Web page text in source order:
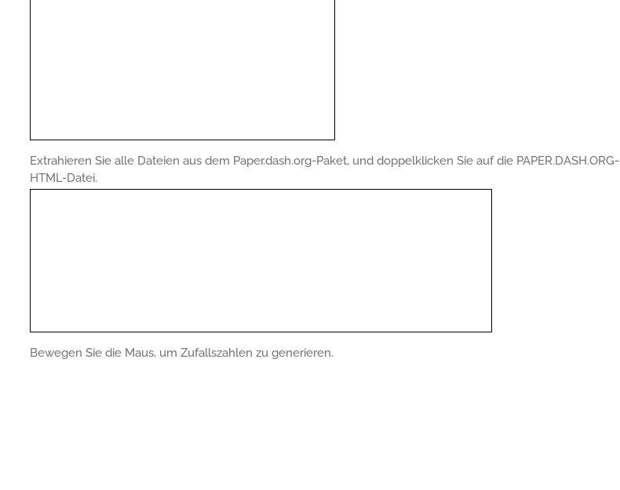
Extrahieren Sie alle Dateien aus dem Paper.dash.org-Paket, und doppelklicken Sie auf die PAPER.DASH.ORG-
HTML-Datei.
Bewegen Sie die Maus, um Zufallszahlen zu generieren.